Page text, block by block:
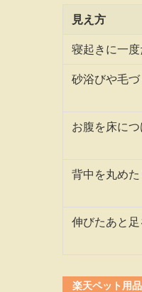
見え方
寝起きに一
砂浴びや毛
お腹を床に
背中を丸め
伸びたあと
楽天ペット用